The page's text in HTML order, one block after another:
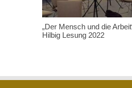
„Der Mensch und die
Hilbig Lesung 2022